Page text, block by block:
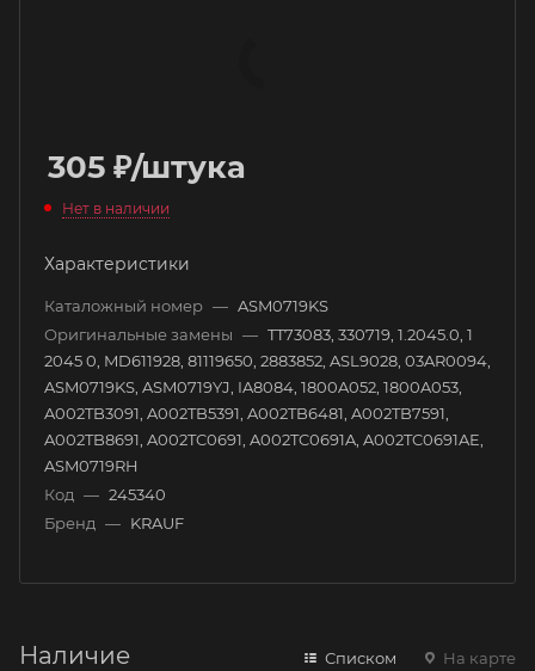
305 ₽/штука
Нет в наличии
Характеристики
Каталожный номер — ASM0719KS
Оригинальные замены — TT73083, 330719, 1.2045.0, 1
2045 0, MD611928, 81119650, 2883852, ASL9028, 03AR0094,
ASM0719KS, ASM0719YJ, IA8084, 1800A052, 1800A053,
A002TB3091, A002TB5391, A002TB6481, A002TB7591,
A002TB8691, A002TC0691, A002TC0691A, A002TC0691AE,
ASM0719RH
Код — 245340
Бренд — KRAUF
Наличие Списком На карте